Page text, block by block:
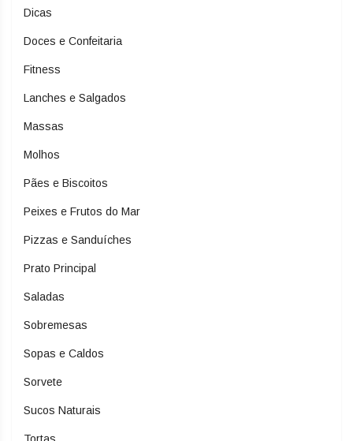
Dicas
Doces e Confeitaria
Fitness
Lanches e Salgados
Massas
Molhos
Pães e Biscoitos
Peixes e Frutos do Mar
Pizzas e Sanduíches
Prato Principal
Saladas
Sobremesas
Sopas e Caldos
Sorvete
Sucos Naturais